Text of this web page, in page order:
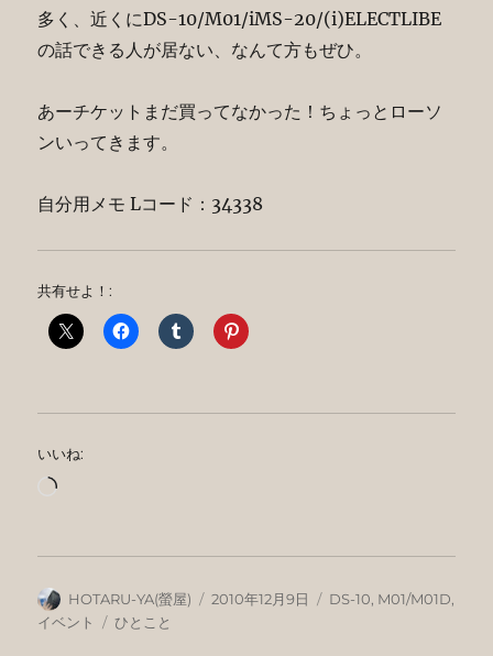
多く、近くにDS-10/M01/iMS-20/(i)ELECTLIBE
の話できる人が居ない、なんて方もぜひ。
あーチケットまだ買ってなかった！ちょっとローソ
ンいってきます。
自分用メモ Lコード：34338
共有せよ！:
いいね:
読
中…
投
稿
HOTARU-YA(螢屋)
投
2010年12月9日
カ
DS-10, M01/M01D,
イベント
タ
ひとこと